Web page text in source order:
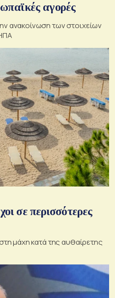
αγορές
ανακοίνωση των στοιχείων
σε περισσότερες
μάχη κατά της αυθαίρετης